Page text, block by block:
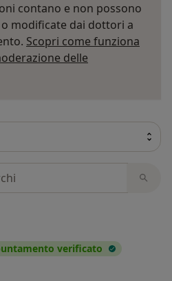
contano e non possono
modificate dai dottori a
Scopri come funziona
delle
verificato